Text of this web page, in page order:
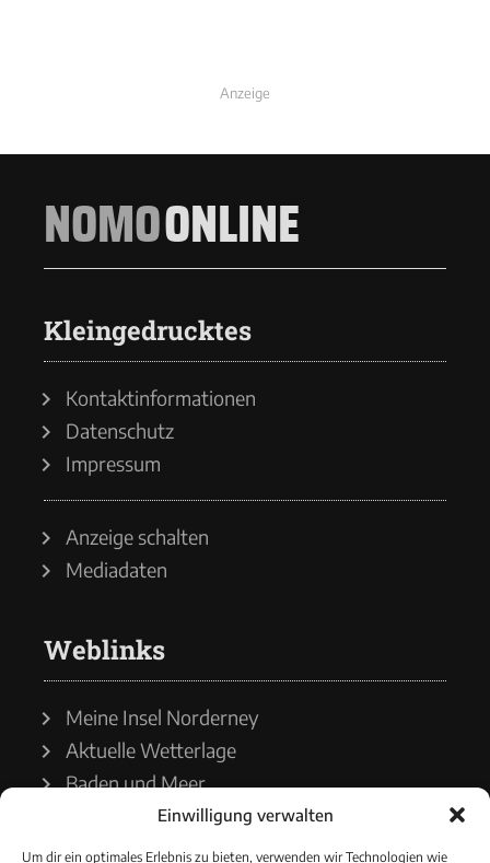
Einwilligung verwalten
Um dir ein optimales Erlebnis zu bieten, verwenden wir Technologien wie
Anzeige
NOMOONLINE
Kleingedrucktes
Kontaktinformationen
Datenschutz
Impressum
Anzeige schalten
Mediadaten
Weblinks
Meine Insel Norderney
Aktuelle Wetterlage
Baden und Meer
Wetterdienst